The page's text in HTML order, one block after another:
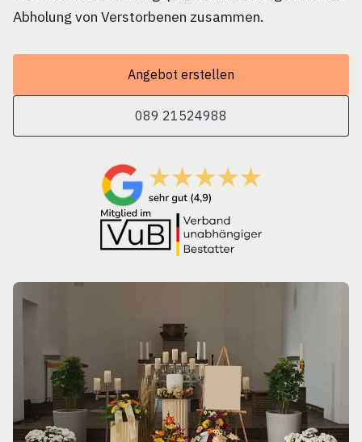
Abholung von Verstorbenen zusammen.
Angebot erstellen
089 21524988